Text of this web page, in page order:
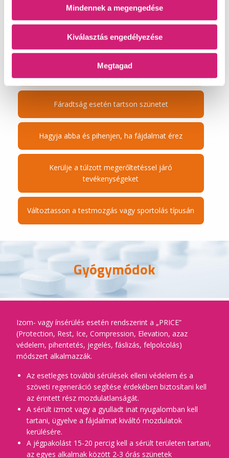
Mindennek a megengedése
Kiválasztás engedélyezése
Megtagad
Megfelelően melegítsen be
Erősítse izmait
Ügyeljen a technikára
Fáradtság esetén tartson szünetet
Hagyja abba és pihenjen, ha fájdalmat érez
Kerülje a túlzott megerőltetéssel járó
tevékenységeket
Változtasson a testmozgás vagy sportolás típusán
Gyógymódok
Izom- vagy ínsérülés esetén rendszerint a „PRICE”
(Protection, Rest, Ice, Compression, Elevation, azaz
védelem, pihentetés, jegelés, fáslizás, felpolcolás)
módszert alkalmazzák.
Az esetleges további sérülések elleni védelem és a
szöveti regeneráció segítése érdekében biztosítani kell
az érintett rész mozdulatlanságát.
A sérült izmot vagy a gyulladt inat nyugalomban kell
tartani, ügyelve a fájdalmat kiváltó mozdulatok
kerülésére.
A jégpakolást 15-20 percig kell a sérült területen tartani,
az egyes alkalmak között 2-3 órás szünetek